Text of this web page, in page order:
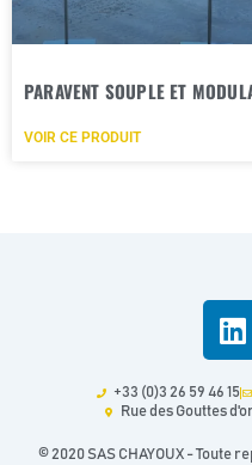
PARAVENT SOUPLE ET
VOIR CE PRODUIT
+33 (0)3 26 59 46 15
Rue des Gouttes
© 2020 SAS CHAYOUX - Toute